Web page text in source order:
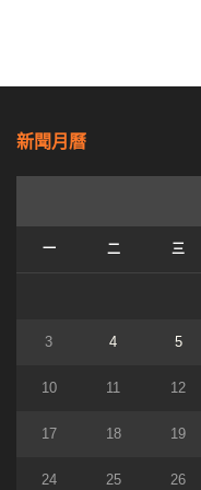
新聞月曆
一 二 三
3 4 5
10 11 12
17 18 19
24 25 26